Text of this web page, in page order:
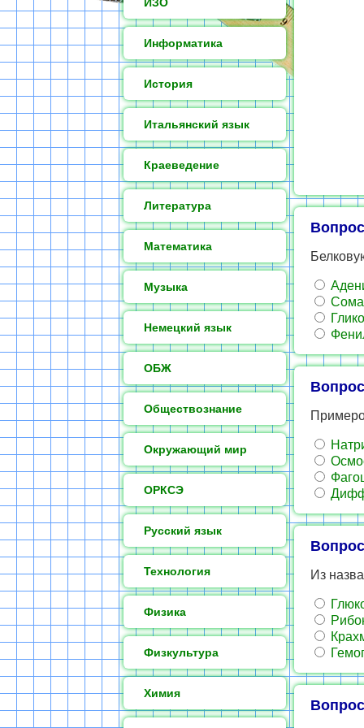
Информатика
История
Итальянский язык
Краеведение
Литература
Математика
Музыка
Немецкий язык
ОБЖ
Обществознание
Окружающий мир
ОРКСЭ
Русский язык
Технология
Физика
Физкультура
Химия
Из